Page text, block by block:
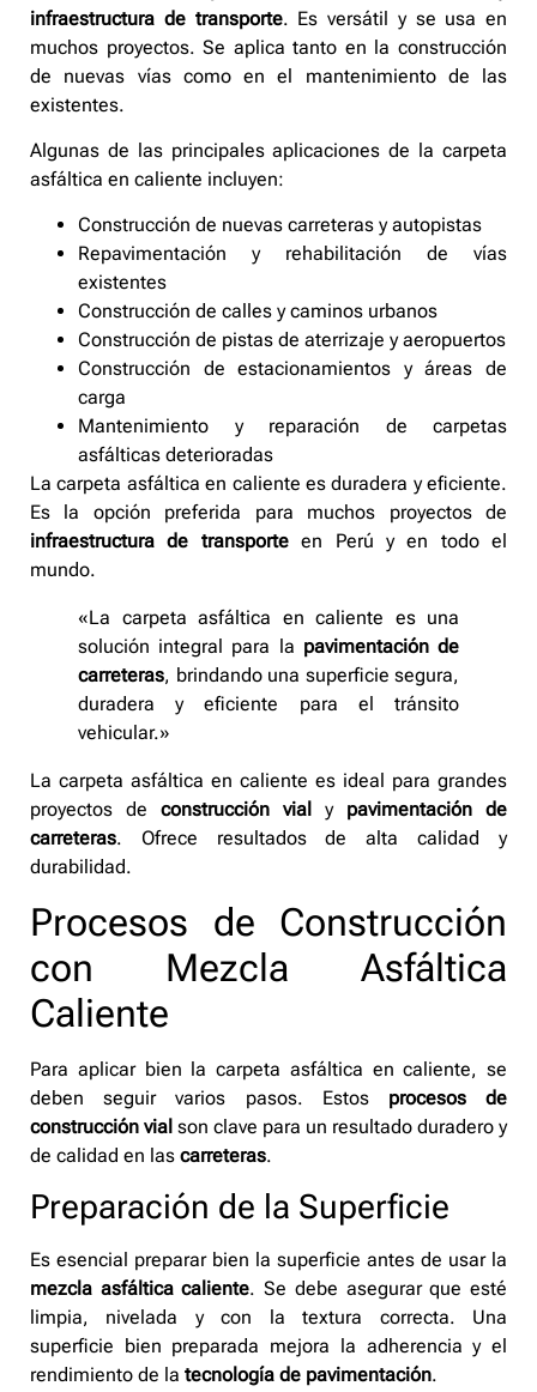
infraestructura de transporte. Es versátil y se usa en
muchos proyectos. Se aplica tanto en la construcción
de nuevas vías como en el mantenimiento de las
existentes.
Algunas de las principales aplicaciones de la carpeta
asfáltica en caliente incluyen:
Construcción de nuevas carreteras y autopistas
Repavimentación y rehabilitación de vías
existentes
Construcción de calles y caminos urbanos
Construcción de pistas de aterrizaje y aeropuertos
Construcción de estacionamientos y áreas de
carga
Mantenimiento y reparación de carpetas
asfálticas deterioradas
La carpeta asfáltica en caliente es duradera y eficiente.
Es la opción preferida para muchos proyectos de
infraestructura de transporteen Perú y en todo el
mundo.
«La carpeta asfáltica en caliente es una
solución integral para la pavimentación de
carreteras, brindando una superficie segura,
duradera y eficiente para el tránsito
vehicular.»
La carpeta asfáltica en caliente es ideal para grandes
proyectos de construcción vial y pavimentación de
carreteras. Ofrece resultados de alta calidad y
durabilidad.
Procesos de Construcción
con Mezcla Asfáltica
Caliente
Para aplicar bien la carpeta asfáltica en caliente, se
deben seguir varios pasos. Estos procesos de
construcción vial son clave para un resultado duradero y
de calidad en las carreteras.
Preparación de la Superficie
Es esencial preparar bien la superficie antes de usar la
mezcla asfáltica caliente. Se debe asegurar que esté
limpia, nivelada y con la textura correcta. Una
superficie bien preparada mejora la adherencia y el
rendimiento de la tecnología de pavimentación.